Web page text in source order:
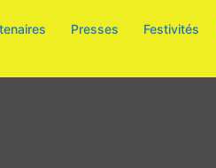
Presses Festivités